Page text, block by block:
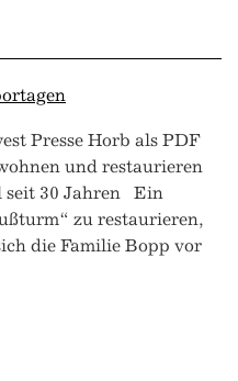
Presse Horb als PDF
und restaurieren
seit 30 Jahren Ein
zu restaurieren,
die Familie Bopp vor